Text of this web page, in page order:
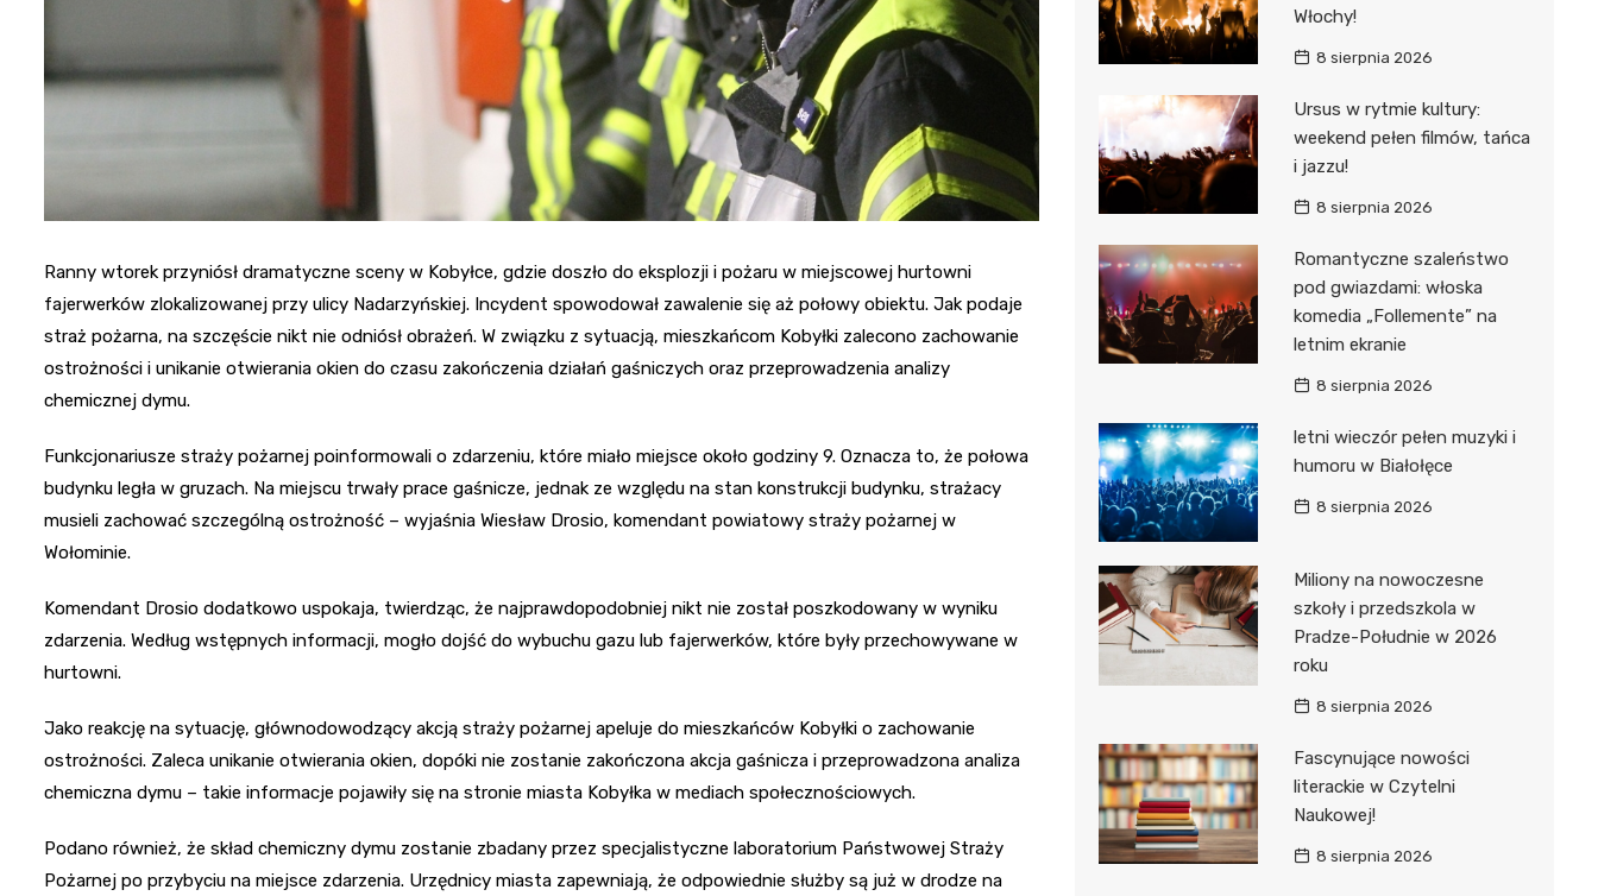
Ranny wtorek przyniósł dramatyczne sceny w Kobyłce, gdzie doszło do eksplozji i pożaru w miejscowej hurtowni
fajerwerków zlokalizowanej przy ulicy Nadarzyńskiej. Incydent spowodował zawalenie się aż połowy obiektu. Jak podaje
straż pożarna, na szczęście nikt nie odniósł obrażeń. W związku z sytuacją, mieszkańcom Kobyłki zalecono zachowanie
ostrożności i unikanie otwierania okien do czasu zakończenia działań gaśniczych oraz przeprowadzenia analizy
chemicznej dymu.
Funkcjonariusze straży pożarnej poinformowali o zdarzeniu, które miało miejsce około godziny 9. Oznacza to, że połowa
budynku legła w gruzach. Na miejscu trwały prace gaśnicze, jednak ze względu na stan konstrukcji budynku, strażacy
musieli zachować szczególną ostrożność – wyjaśnia Wiesław Drosio, komendant powiatowy straży pożarnej w
Wołominie.
Komendant Drosio dodatkowo uspokaja, twierdząc, że najprawdopodobniej nikt nie został poszkodowany w wyniku
zdarzenia. Według wstępnych informacji, mogło dojść do wybuchu gazu lub fajerwerków, które były przechowywane w
hurtowni.
Jako reakcję na sytuację, głównodowodzący akcją straży pożarnej apeluje do mieszkańców Kobyłki o zachowanie
ostrożności. Zaleca unikanie otwierania okien, dopóki nie zostanie zakończona akcja gaśnicza i przeprowadzona analiza
chemiczna dymu – takie informacje pojawiły się na stronie miasta Kobyłka w mediach społecznościowych.
Podano również, że skład chemiczny dymu zostanie zbadany przez specjalistyczne laboratorium Państwowej Straży
Pożarnej po przybyciu na miejsce zdarzenia. Urzędnicy miasta zapewniają, że odpowiednie służby są już w drodze na
Włochy!
8 sierpnia 2026
Ursus w rytmie kultury:
weekend pełen filmów, tańca
i jazzu!
8 sierpnia 2026
Romantyczne szaleństwo
pod gwiazdami: włoska
komedia „Follemente” na
letnim ekranie
8 sierpnia 2026
letni wieczór pełen muzyki i
humoru w Białołęce
8 sierpnia 2026
Miliony na nowoczesne
szkoły i przedszkola w
Pradze-Południe w 2026
roku
8 sierpnia 2026
Fascynujące nowości
literackie w Czytelni
Naukowej!
8 sierpnia 2026